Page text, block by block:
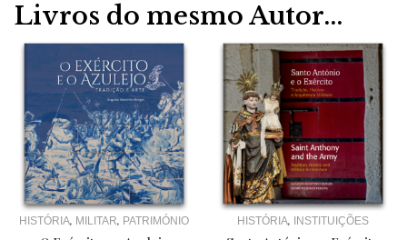
Livros do mesmo Autor...
HISTÓRIA, MILITAR, PATRIMÓNIO HISTÓRIA, INSTITUIÇÕES